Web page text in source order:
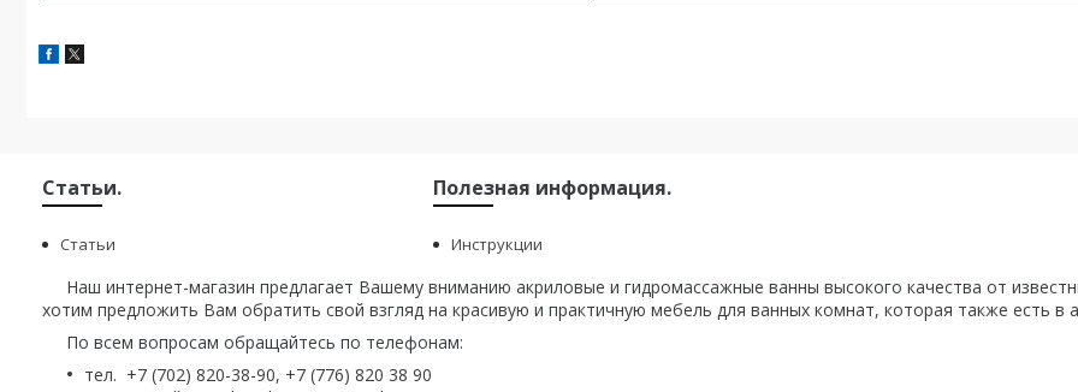
Статьи.
Статьи
Полезная информация.
Инструкции
Наш интернет-магазин предлагает Вашему вниманию акриловые и гидромассажные ванны высокого качества от
хотим предложить Вам обратить свой взгляд на красивую и практичную мебель для ванных комнат, которая также есть в
По всем вопросам обращайтесь по телефонам:
тел. +7 (702) 820-38-90, +7 (776) 820 38 90